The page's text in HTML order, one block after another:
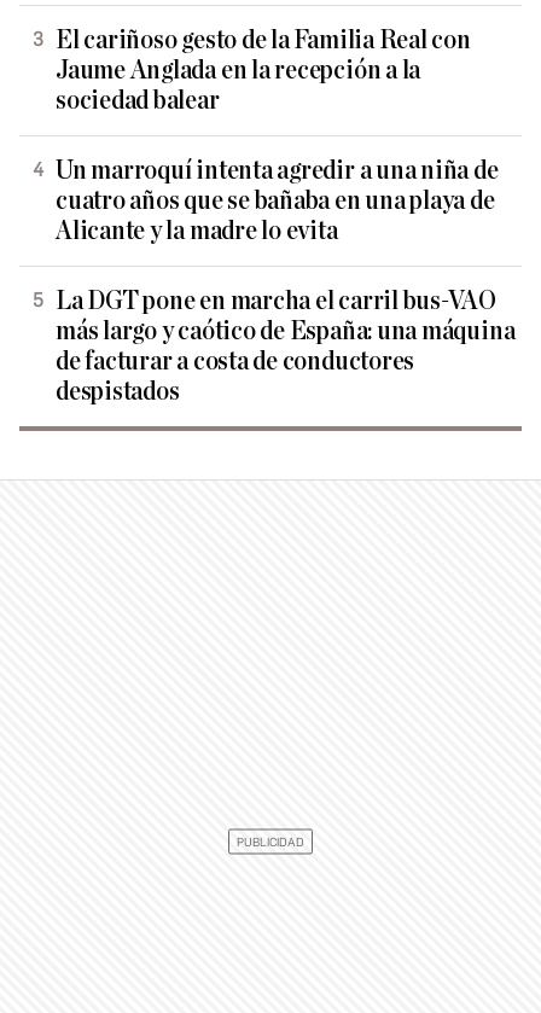
El cariñoso gesto de la Familia Real con
Jaume Anglada en la recepción a la
sociedad balear
Un marroquí intenta agredir a una niña de
cuatro años que se bañaba en una playa de
Alicante y la madre lo evita
La DGT pone en marcha el carril bus-VAO
más largo y caótico de España: una máquina
de facturar a costa de conductores
despistados